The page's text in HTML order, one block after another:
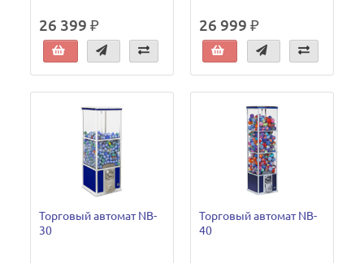
26 399 ₽ 26 999 ₽
Торговый автомат NB-
30
Торговый автомат NB-
40